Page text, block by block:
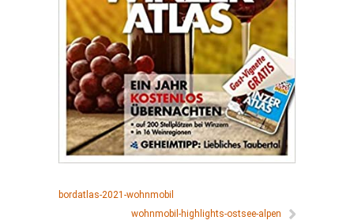
bordatlas-2021-wohnmobil
wohnmobil-highlights-ostsee-alpen